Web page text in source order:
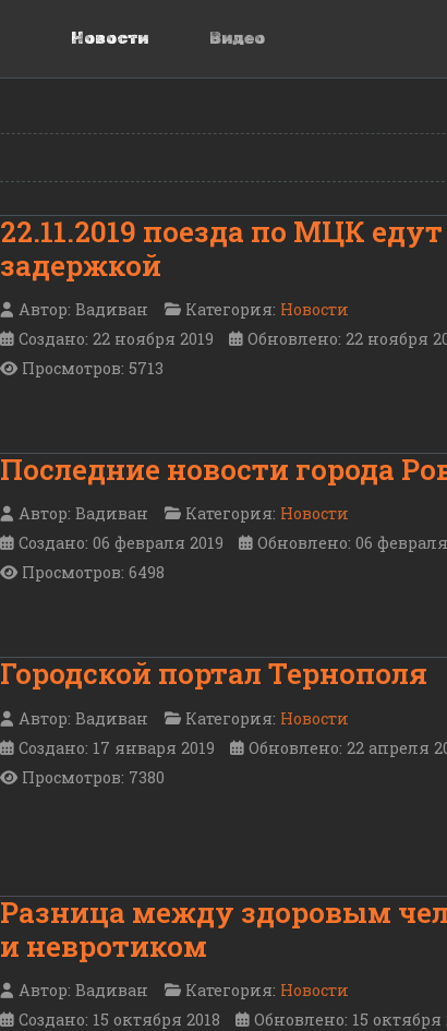
Новости Видео
22.11.2019 поезда по МЦК едут
задержкой
Автор: Вадиван Категория: Новости
Создано: 22 ноября 2019
Обновлено: 22 ноября
Просмотров: 5713
Последние новости города
Автор: Вадиван Категория: Новости
Создано: 06 февраля 2019
Обновлено: 06 февраля
Просмотров: 6498
Городской портал Тернополя
Автор: Вадиван Категория: Новости
Создано: 17 января 2019
Обновлено: 22 апреля
Просмотров: 7380
Разница между здоровым
и невротиком
Автор: Вадиван Категория: Новости
Создано: 15 октября 2018
Обновлено: 15 октября